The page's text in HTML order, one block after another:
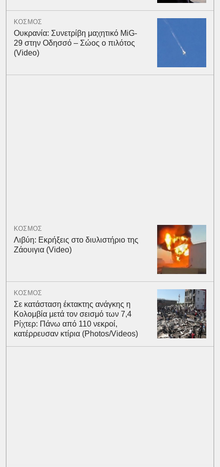
ΚΟΣΜΟΣ
Ουκρανία: Συνετρίβη μαχητικό MiG-
29 στην Οδησσό – Σώος ο πιλότος
(Video)
ΚΟΣΜΟΣ
Λιβύη: Εκρήξεις στο διυλιστήριο της
Ζάουιγια (Video)
ΚΟΣΜΟΣ
Σε κατάσταση έκτακτης ανάγκης η
Κολομβία μετά τον σεισμό των 7,4
Ρίχτερ: Πάνω από 110 νεκροί,
κατέρρευσαν κτίρια (Photos/Videos)